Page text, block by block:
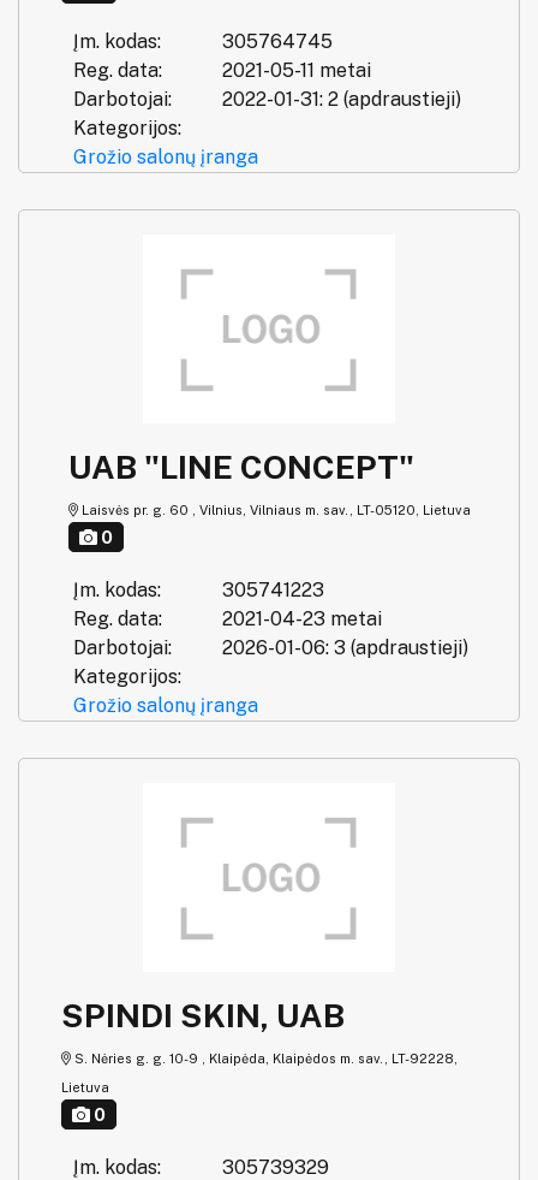
Įm. kodas:
305764745
Reg. data:
2021-05-11 metai
Darbotojai:
2022-01-31: 2 (apdraustieji)
Kategorijos:
Grožio salonų įranga
UAB "LINE CONCEPT"
Laisvės pr. g. 60 , Vilnius, Vilniaus m. sav., LT-05120, Lietuva
0
Įm. kodas:
305741223
Reg. data:
2021-04-23 metai
Darbotojai:
2026-01-06: 3 (apdraustieji)
Kategorijos:
Grožio salonų įranga
SPINDI SKIN, UAB
S. Nėries g. g. 10-9 , Klaipėda, Klaipėdos m. sav., LT-92228,
Lietuva
0
Įm. kodas:
305739329